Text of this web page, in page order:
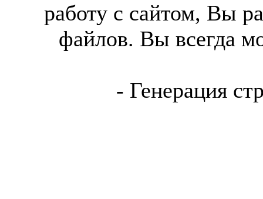
работу с сайтом, Вы
файлов. Вы всегда
- Генерация